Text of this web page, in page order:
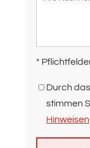
*
Durch
stimmen
Hinweisen